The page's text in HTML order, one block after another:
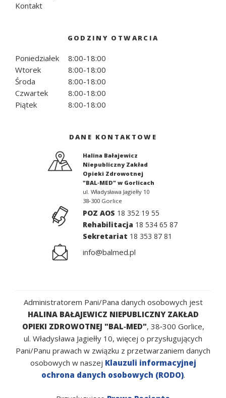
Kontakt
GODZINY OTWARCIA
Poniedziałek 8:00-18:00
Wtorek
8:00-18:00
Środa
8:00-18:00
Czwartek
8:00-18:00
Piątek
8:00-18:00
DANE KONTAKTOWE
Halina Bałajewicz
Niepubliczny Zakład
Opieki Zdrowotnej
"BAL‑MED" w Gorlicach
ul. Władysława Jagiełły 10
38‑300 Gorlice
POZ AOS 18 352 19 55
Rehabilitacja 18 534 65 87
Sekretariat 18 353 87 81
info@balmed.pl
Administratorem Pani/Pana danych osobowych jest
HALINA BAŁAJEWICZ NIEPUBLICZNY ZAKŁAD
OPIEKI ZDROWOTNEJ "BAL‑MED", 38‑300 Gorlice,
ul. Władysława Jagiełły 10, więcej o przysługujących
Pani/Panu prawach w związku z przetwarzaniem danych
osobowych w naszej Klauzuli informacyjnej
ochrona danych osobowych (RODO).